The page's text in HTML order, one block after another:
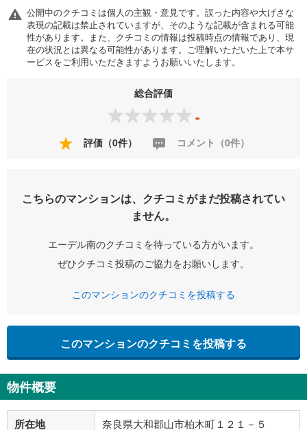
公開中のクチコミは個人の主観・意見です。誤った内容や大げさな
表現の記載は禁止されていますが、そのような記載が含まれる可能
性があります。また、クチコミの情報は投稿時点の情報であり、現
在の状況とは異なる可能性があります。ご理解いただいた上で本サ
ービスをご利用いただきますようお願いいたします。
総合評価
-
評価（0件） コメント（0件）
こちらのマンションは、クチコミがまだ投稿されてい
ません。
エーデル南のクチコミを待っている方がいます。
ぜひクチコミ投稿のご協力をお願いします。
このマンションのクチコミを投稿する
このマンションのクチコミを投稿する
物件概要
所在地 奈良県大和郡山市柏木町１２１－５